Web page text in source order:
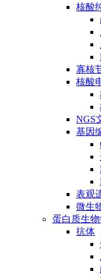
核酸
寡核
核酸
NGS
基因
表观
微生
蛋白质生物
抗体